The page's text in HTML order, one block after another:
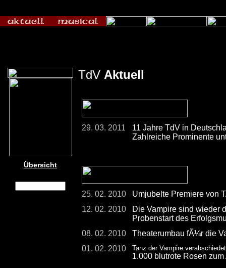
Übersicht
TdV Aktuell
29. 03. 2011
11 Jahre TdV in
Zahlreiche Prominente
25. 02. 2010
Umjubelte Premiere von
12. 02. 2010
Die Vampire sind wieder
Probenstart des
08. 02. 2010
Theaterumbau fÃ¼r die
01. 02. 2010
Tanz der Vampire
1.000 blutrote Rosen